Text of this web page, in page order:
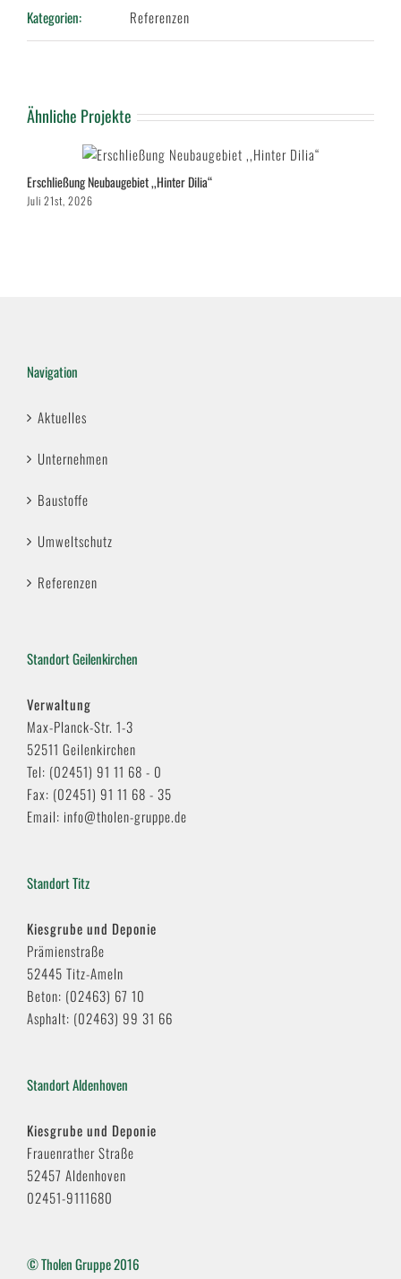
Kategorien: Referenzen
Ähnliche Projekte
Erschließung Neubaugebiet ,,Hinter Dilia“
Juli 21st, 2026
Navigation
Aktuelles
Unternehmen
Baustoffe
Umweltschutz
Referenzen
Standort Geilenkirchen
Verwaltung
Max-Planck-Str. 1-3
52511 Geilenkirchen
Tel: (02451) 91 11 68 - 0
Fax: (02451) 91 11 68 - 35
Email: info@tholen-gruppe.de
Standort Titz
Kiesgrube und Deponie
Prämienstraße
52445 Titz-Ameln
Beton: (02463) 67 10
Asphalt: (02463) 99 31 66
Standort Aldenhoven
Kiesgrube und Deponie
Frauenrather Straße
52457 Aldenhoven
02451-9111680
© Tholen Gruppe 2016